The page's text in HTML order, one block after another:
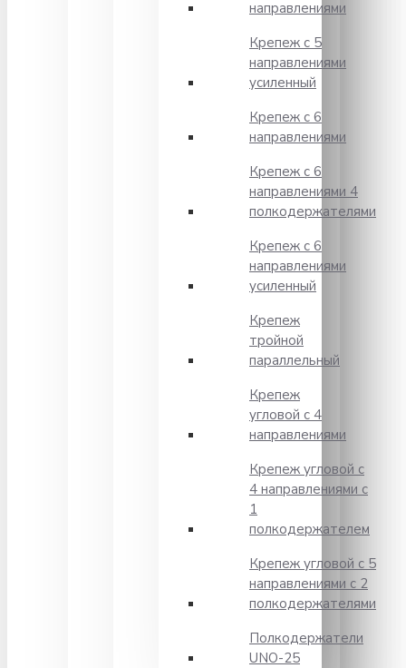
направлениями
Крепеж с 5
направлениями
усиленный
Крепеж с 6
направлениями
Крепеж с 6
направлениями 4
полкодержателями
Крепеж с 6
направлениями
усиленный
Крепеж
тройной
параллельный
Крепеж
угловой с 4
направлениями
Крепеж угловой с
4 направлениями с
1
полкодержателем
Крепеж угловой с 5
направлениями с 2
полкодержателями
Полкодержатели
UNO-25